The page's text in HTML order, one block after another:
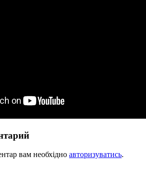
вам необхідно авторизуватись.